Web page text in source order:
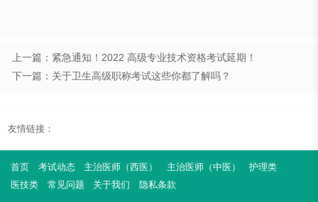
上一篇：紧急通知！2022 高级专业技术资格考试延期！
下一篇：关于卫生高级职称考试这些你都了解吗？
友情链接：
首页 考试动态 主治医师（西医） 主治医师（中医）
护理类
医技类
常见问题 关于我们 隐私条款